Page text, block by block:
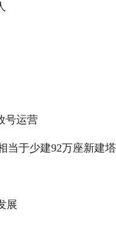
号运营
当于少建92万座新建塔
展